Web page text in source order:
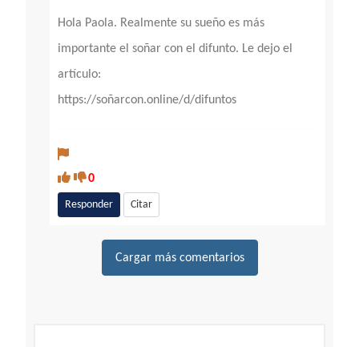
Hola Paola. Realmente su sueño es más
importante el soñar con el difunto. Le dejo el
artículo:
https://soñarcon.online/d/difuntos
0
Responder Citar
Cargar más comentarios